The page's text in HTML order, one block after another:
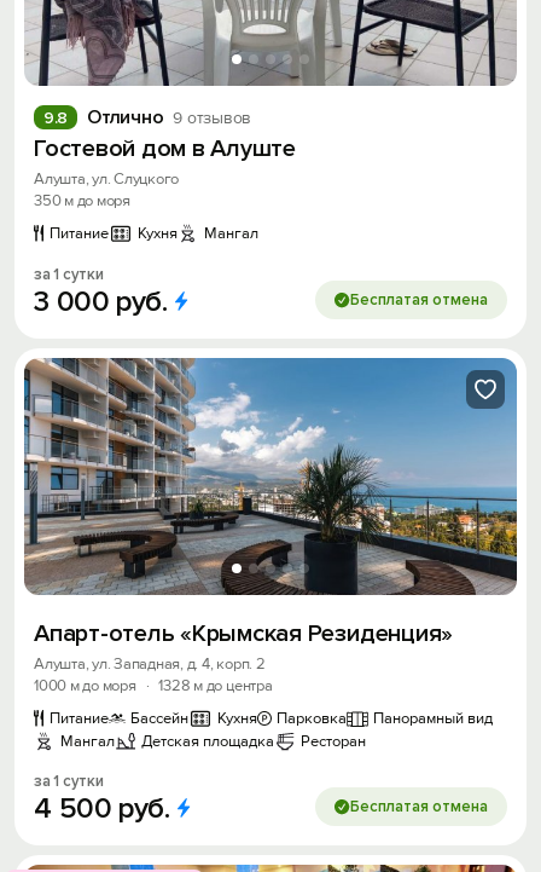
Отлично 9 отзывов
9.8
Гостевой дом в Алуште
Алушта, ул. Слуцкого
350 м до моря
Питание
Кухня Мангал
за 1 сутки
3 000 руб. Бесплатая отмена
Апарт-отель «Крымская Резиденция»
Алушта, ул. Западная, д. 4, корп. 2
1000 м до моря
· 1328 м до центра
Питание
Бассейн Кухня Парковка
Панорамный вид
Мангал
Детская площадка Ресторан
за 1 сутки
4 500 руб. Бесплатая отмена